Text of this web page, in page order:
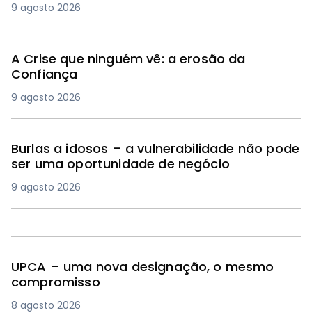
9 agosto 2026
A Crise que ninguém vê: a erosão da
Confiança
9 agosto 2026
Burlas a idosos – a vulnerabilidade não pode
ser uma oportunidade de negócio
9 agosto 2026
UPCA – uma nova designação, o mesmo
compromisso
8 agosto 2026